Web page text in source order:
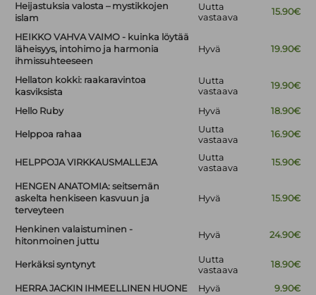
Heijastuksia valosta – mystikkojen
islam
Uutta
vastaava
15.90€
HEIKKO VAHVA VAIMO - kuinka löytää
läheisyys, intohimo ja harmonia
ihmissuhteeseen
Hyvä 19.90€
Hellaton kokki: raakaravintoa
kasviksista
Uutta
vastaava
19.90€
Hello Ruby Hyvä 18.90€
Helppoa rahaa
Uutta
vastaava
16.90€
HELPPOJA VIRKKAUSMALLEJA
Uutta
vastaava
15.90€
HENGEN ANATOMIA: seitsemän
askelta henkiseen kasvuun ja
terveyteen
Hyvä 15.90€
Henkinen valaistuminen -
hitonmoinen juttu
Hyvä 24.90€
Herkäksi syntynyt
Uutta
vastaava
18.90€
HERRA JACKIN IHMEELLINEN HUONE Hyvä
9.90€